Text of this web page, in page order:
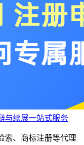
与续展一站式服务
索、商标注册等代理